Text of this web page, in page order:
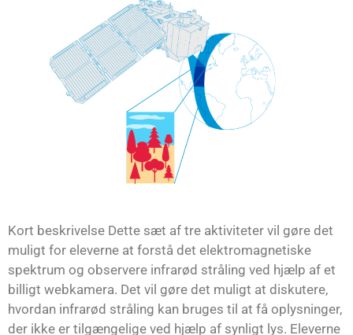
Kort beskrivelse Dette sæt af tre aktiviteter vil gøre det
muligt for eleverne at forstå det elektromagnetiske
spektrum og observere infrarød stråling ved hjælp af et
billigt webkamera. Det vil gøre det muligt at diskutere,
hvordan infrarød stråling kan bruges til at få oplysninger,
der ikke er tilgængelige ved hjælp af synligt lys. Eleverne